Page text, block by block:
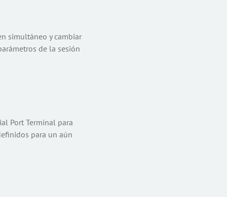
simultáneo y cambiar
de la sesión
Port Terminal para
para un aún